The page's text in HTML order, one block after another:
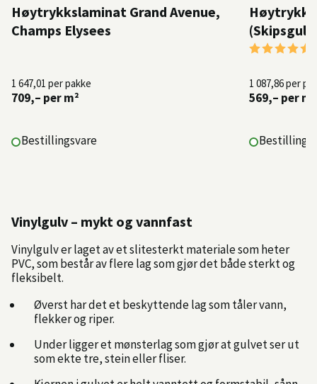
Høytrykkslaminat Grand Avenue,
Champs Elysees
1 647,01 per pakke
709,– per m²
Bestillingsvare
Karakter:
1 087,86per
569,– per m²
Vinylgulv – mykt og vannfast
Vinylgulv er laget av et slitesterkt materiale som heter
PVC, som består av flere lag som gjør det både sterkt og
fleksibelt.
Øverst har det et beskyttende lag som tåler vann,
flekker og riper.
Under ligger et mønsterlag som gjør at gulvet ser ut
som ekte tre, stein eller fliser.